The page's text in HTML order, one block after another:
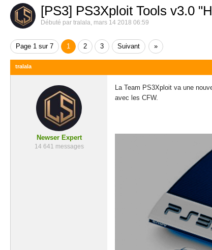
[PS3] PS3Xploit Tools v3.0
Débuté par tralala, mars 14 2018 06:59
Page 1 sur 7 1 2 3 Suivant »
tralala
Newser Expert
14 641 messages
La Team PS3Xploit va une
avec les CFW.